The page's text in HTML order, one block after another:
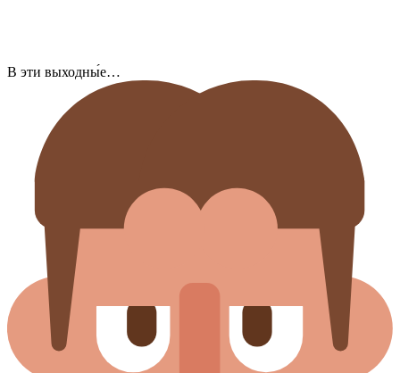
В эти выходны́е…